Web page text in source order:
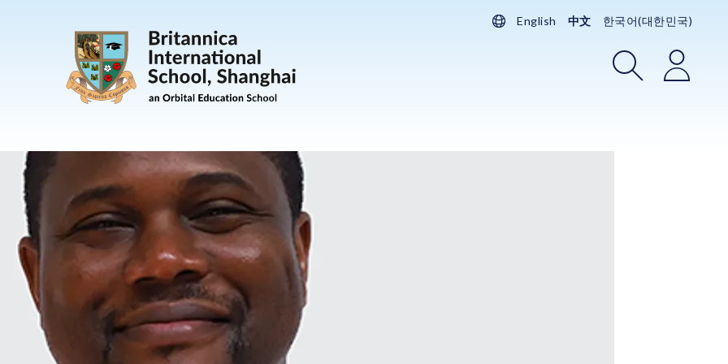
English 中文 한국어(대한민국)
搜索 登录